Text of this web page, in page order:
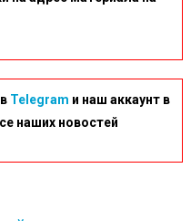
Telegram и наш аккаунт в
наших новостей